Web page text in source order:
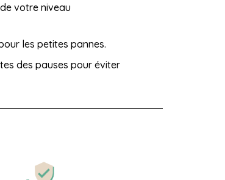
votre niveau
les petites pannes.
des pauses pour éviter